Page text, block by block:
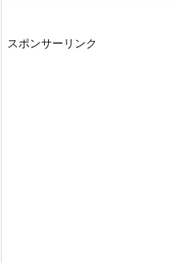
スポンサーリンク